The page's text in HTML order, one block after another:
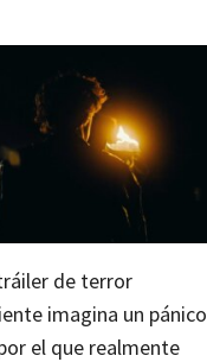
de terror
imagina un pánico
el que realmente